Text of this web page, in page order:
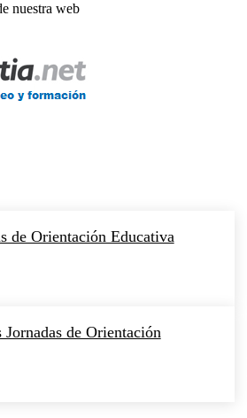
nuestra web
de Orientación Educativa
de Orientación